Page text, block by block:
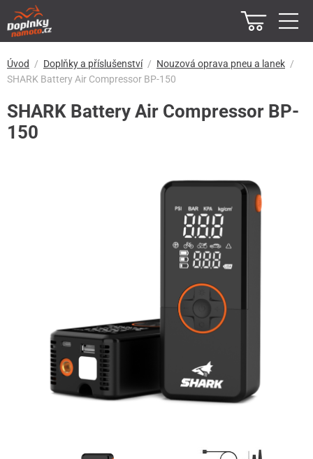
Úvod Doplňky a příslušenství
Nouzová oprava pneu a lanek
SHARK Battery Air Compressor BP-150
SHARK Battery Air Compressor BP-
150